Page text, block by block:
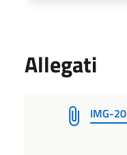
Allegati
IMG-